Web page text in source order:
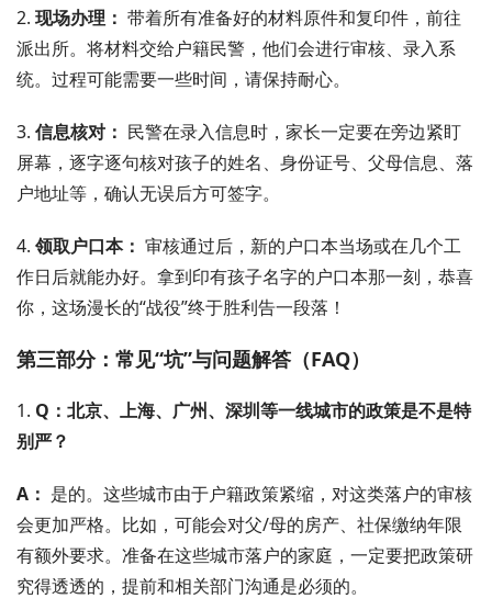
2. 现场办理： 带着所有准备好的材料原件和复印件，前往
派出所。将材料交给户籍民警，他们会进行审核、录入系
统。过程可能需要一些时间，请保持耐心。
3. 信息核对： 民警在录入信息时，家长一定要在旁边紧盯
屏幕，逐字逐句核对孩子的姓名、身份证号、父母信息、落
户地址等，确认无误后方可签字。
4. 领取户口本： 审核通过后，新的户口本当场或在几个工
作日后就能办好。拿到印有孩子名字的户口本那一刻，恭喜
你，这场漫长的“战役”终于胜利告一段落！
第三部分：常见“坑”与问题解答（FAQ）
1. Q：北京、上海、广州、深圳等一线城市的政策是不是特
别严？
A： 是的。这些城市由于户籍政策紧缩，对这类落户的审核
会更加严格。比如，可能会对父/母的房产、社保缴纳年限
有额外要求。准备在这些城市落户的家庭，一定要把政策研
究得透透的，提前和相关部门沟通是必须的。